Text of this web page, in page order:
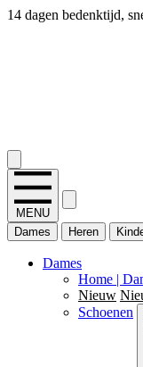
14 dagen bedenktijd,
MENU
Dames
Heren
Dames
Home |
Nieuw
Schoenen